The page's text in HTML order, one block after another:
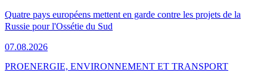
Quatre pays européens mettent en garde contre les projets de la
Russie pour l'Ossétie du Sud
07.08.2026
PROENERGIE, ENVIRONNEMENT ET TRANSPORT